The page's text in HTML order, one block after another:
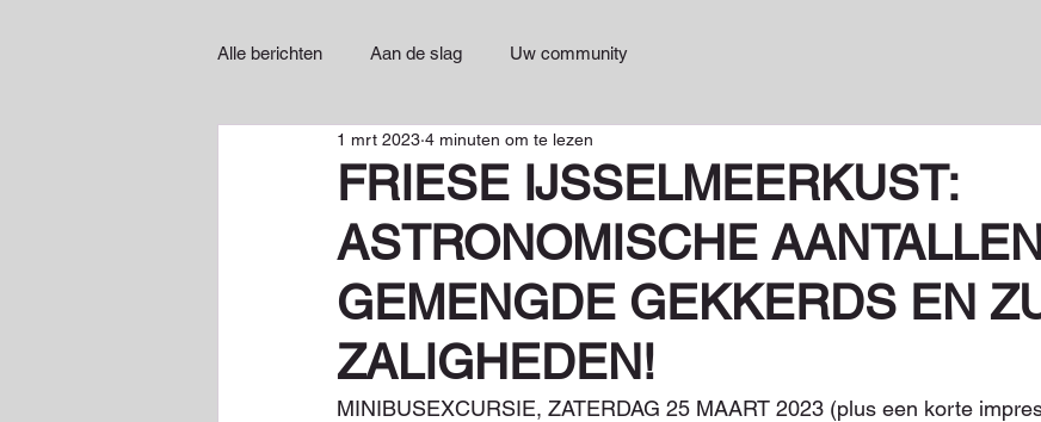
Alle berichten Aan de slag Uw community
FRIESE IJSSELMEERKUST:
ASTRONOMISCHE
GEMENGDE GEKKERDS EN
ZALIGHEDEN!
1 mrt 2023 4 minuten om te lezen
MINIBUSEXCURSIE, ZATERDAG 25 MAART 2023 (plus een korte